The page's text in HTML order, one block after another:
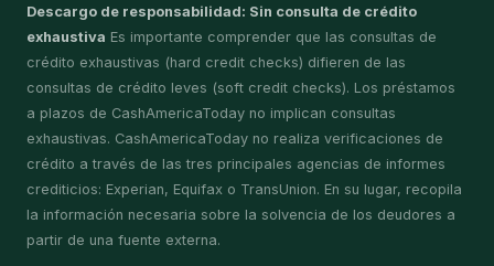
Descargo de responsabilidad: Sin consulta de crédito
exhaustiva Es importante comprender que las consultas de
crédito exhaustivas (hard credit checks) difieren de las
consultas de crédito leves (soft credit checks). Los préstamos
a plazos de CashAmericaToday no implican consultas
exhaustivas. CashAmericaToday no realiza verificaciones de
crédito a través de las tres principales agencias de informes
crediticios: Experian, Equifax o TransUnion. En su lugar, recopila
la información necesaria sobre la solvencia de los deudores a
partir de una fuente externa.